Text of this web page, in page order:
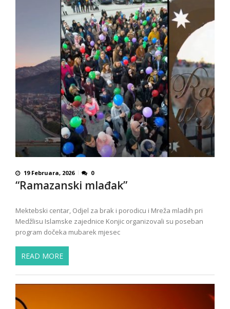
19 Februara, 2026 0
“Ramazanski mlađak”
Mektebski centar, Odjel za brak i porodicu i Mreža mladih pri
Medžlisu Islamske zajednice Konjic organizovali su poseban
program dočeka mubarek mjesec
READ MORE